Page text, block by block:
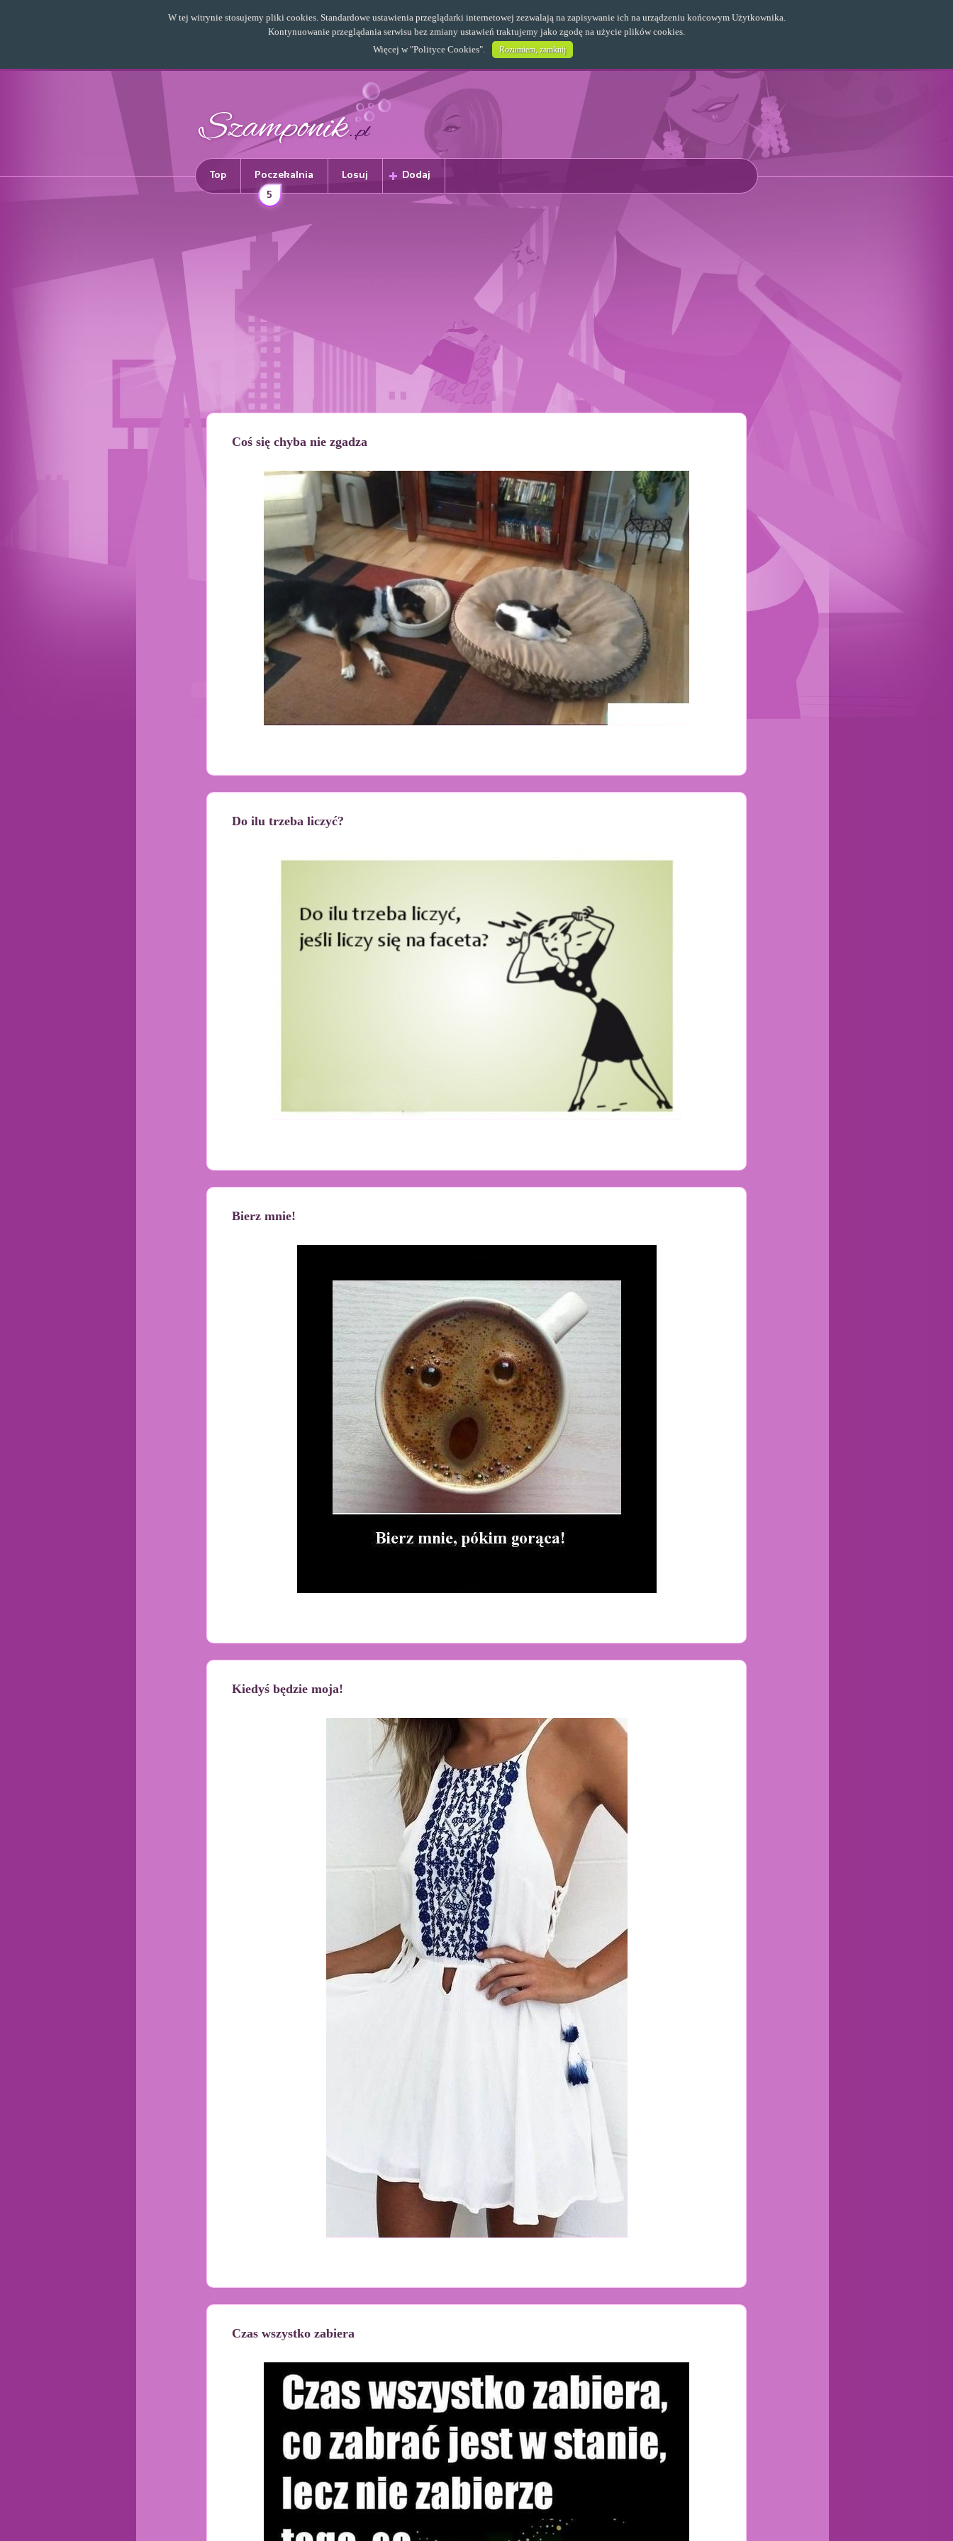
Top Poczekalnia
5
Losuj Dodaj
Coś się chyba nie zgadza
Do ilu trzeba liczyć?
Bierz mnie!
Kiedyś będzie moja!
Czas wszystko zabiera
W tej witrynie stosujemy pliki cookies. Standardowe ustawienia przeglądarki internetowej zezwalają na zapisywanie ich na urządzeniu końcowym Użytkownika.
Kontynuowanie przeglądania serwisu bez zmiany ustawień traktujemy jako zgodę na użycie plików cookies.
Więcej w "Polityce Cookies". Rozumiem, zamknij